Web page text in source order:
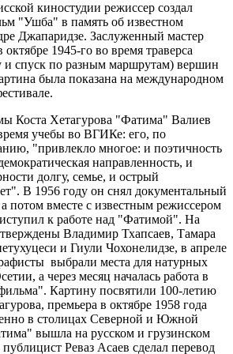
киностудии режиссер создал
"Ушба" в память об известном
Джапаридзе. Заслуженный мастер
1945-го во время траверса
и спуск по разным маршрутам) вершин
была показана на международном
Коста Хетагурова "Фатима" Валиев
учебы во ВГИКе: его, по
"привлекло многое: и поэтичность
направленность, и
долгу, семье, и острый
В 1956 году он снял документальный
потом вместе с известным режиссером
к работе над "Фатимой". На
Владимир Тхапсаев, Тамара
и Гиули Чохонелидзе, в апреле
выбрали места для натурных
а через месяц началась работа в
Картину посвятили 100-летию
премьера в октябре 1958 года
в столицах Северной и Южной
вышла на русском и грузинском
Реваз Асаев сделал перевод